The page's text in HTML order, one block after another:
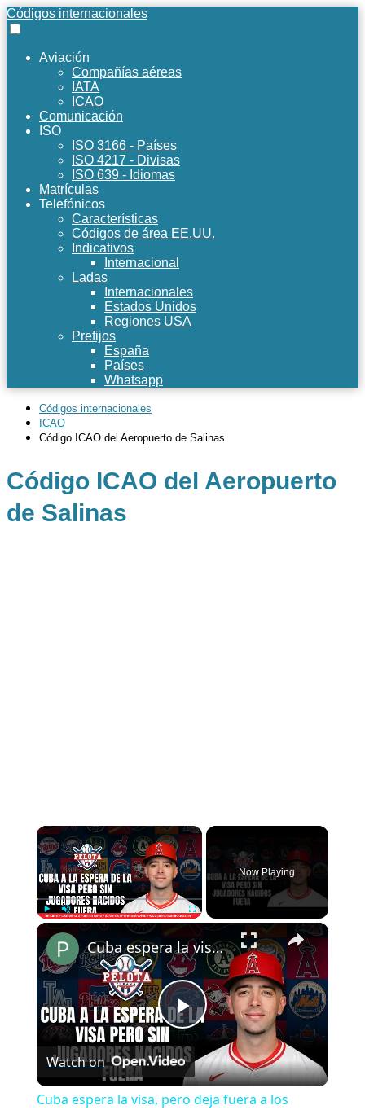
Códigos internacionales
Aviación
Compañías aéreas
IATA
ICAO
Comunicación
ISO
ISO 3166 - Países
ISO 4217 - Divisas
ISO 639 - Idiomas
Matrículas
Telefónicos
Características
Códigos de área EE.UU.
Indicativos
Internacional
Ladas
Internacionales
Estados Unidos
Regiones USA
Prefijos
España
Países
Whatsapp
Códigos internacionales
ICAO
Código ICAO del Aeropuerto de Salinas
Código ICAO del Aeropuerto
de Salinas
×
Play
Now Playing
×
Play
Video
Cuba espera la visa, pero deja fuera a los nacidos fuera del país rumbo al Clásico
Watch on
Cuba espera la visa, pero deja fuera a los